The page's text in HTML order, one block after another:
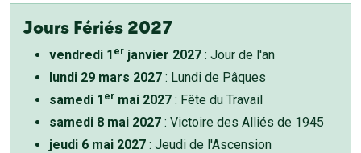
Jours Fériés 2027
vendredi 1 er janvier 2027 : Jour de l'an
lundi 29 mars 2027 : Lundi de Pâques
samedi 1 er mai 2027 : Fête du Travail
samedi 8 mai 2027 : Victoire des Alliés de 1945
jeudi 6 mai 2027 : Jeudi de l'Ascension